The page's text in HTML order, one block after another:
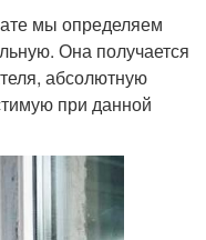
мы определяем
Она получается
абсолютную
при данной